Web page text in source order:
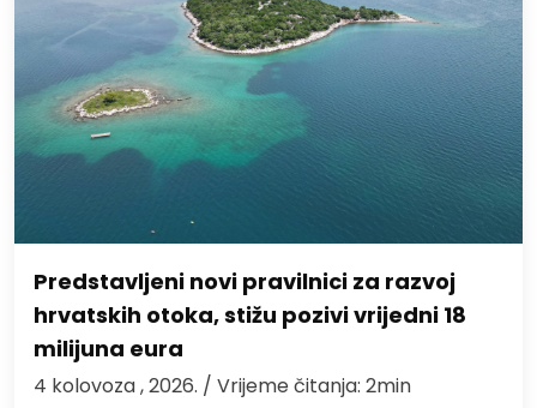
Predstavljeni novi pravilnici za razvoj
hrvatskih otoka, stižu pozivi vrijedni 18
milijuna eura
4 kolovoza , 2026. / Vrijeme čitanja: 2min